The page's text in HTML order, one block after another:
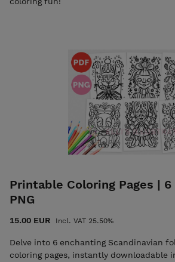
download link for the PDF file in your
after purchase. The link is valid for six
can be downloaded three times.
coloring page today and let your
Printable Coloring Pages | 6
PNG
15.00 EUR Incl. VAT 25.50%
Delve into 6 enchanting Scandinavian
coloring pages, instantly downloadable